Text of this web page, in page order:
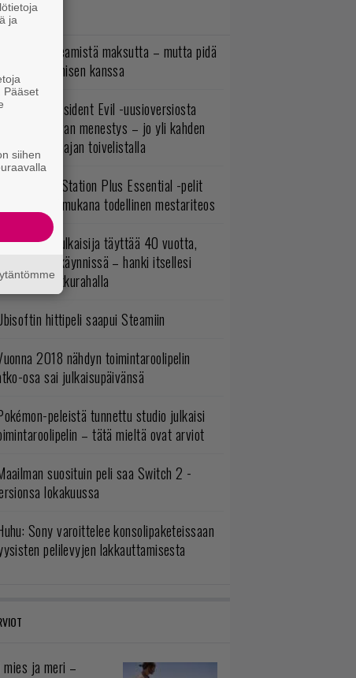
JUTUT
Loistopeli Steamistä maksutta – mutta pidä
lataamisen kanssa
Resident Evil -uusioversiosta
näyttäisi tulevan menestys – jo yli kahden
miljoonan pelaajan toivelistalla
Elokuun PlayStation Plus Essential -pelit
ilmestyivät – mukana todellinen mestariteos
julkaisija täyttää 40 vuotta,
valtavat alet käynnissä – hanki itsellesi
pikkurahalla
hittipeli saapui Steamiin
2018 nähdyn toimintaroolipelin
osa sai julkaisupäivänsä
peleistä tunnettu studio julkaisi
– tätä mieltä ovat arviot
suosituin peli saa Switch 2 -
lokakuussa
Sony varoittelee konsolipaketeissaan
pelilevyjen lakkauttamisesta
mies ja meri –
ja
Pääset
siihen